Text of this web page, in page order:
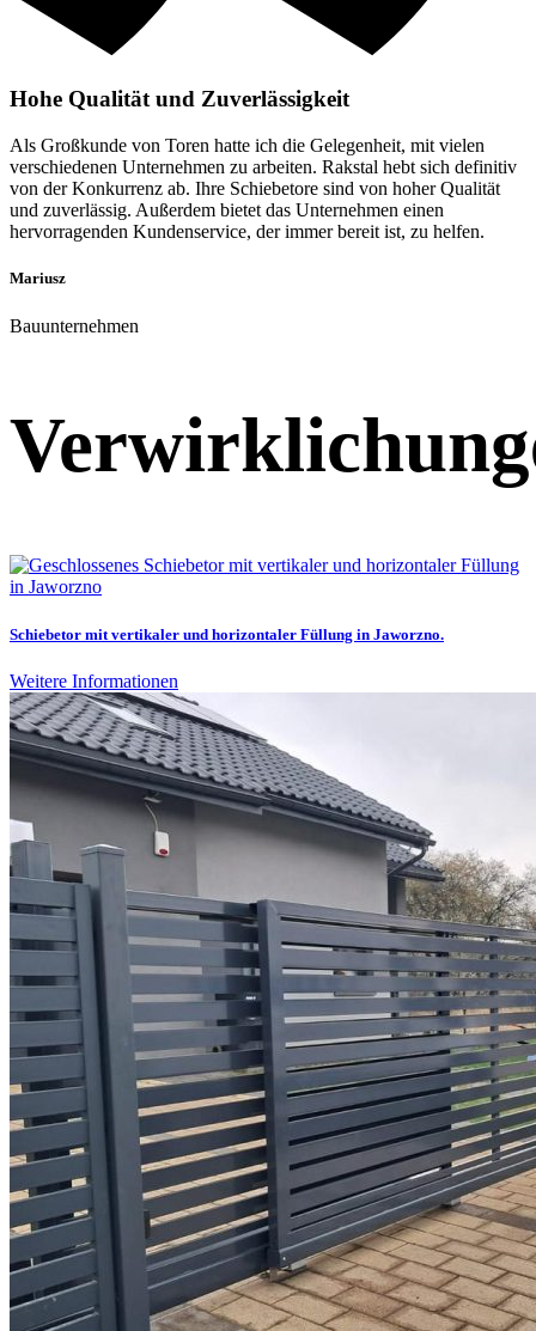
Hohe Qualität und Zuverlässigkeit
Als Großkunde von Toren hatte ich die Gelegenheit, mit vielen
verschiedenen Unternehmen zu arbeiten. Rakstal hebt sich definitiv
von der Konkurrenz ab. Ihre Schiebetore sind von hoher Qualität
und zuverlässig. Außerdem bietet das Unternehmen einen
hervorragenden Kundenservice, der immer bereit ist, zu helfen.
Mariusz
Bauunternehmen
Schiebetor mit vertikaler und horizontaler Füllung in Jaworzno.
Weitere Informationen